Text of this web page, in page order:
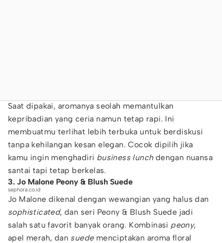
Saat dipakai, aromanya seolah memantulkan
kepribadian yang ceria namun tetap rapi. Ini
membuatmu terlihat lebih terbuka untuk berdiskusi
tanpa kehilangan kesan elegan. Cocok dipilih jika
kamu ingin menghadiri business lunchdengan nuansa
santai tapi tetap berkelas.
3. Jo Malone Peony & Blush Suede
sephora.co.id
Jo Malone dikenal dengan wewangian yang halus dan
sophisticated, dan seri Peony & Blush Suede jadi
salah satu favorit banyak orang. Kombinasi peony,
apel merah, dan suede menciptakan aroma floral